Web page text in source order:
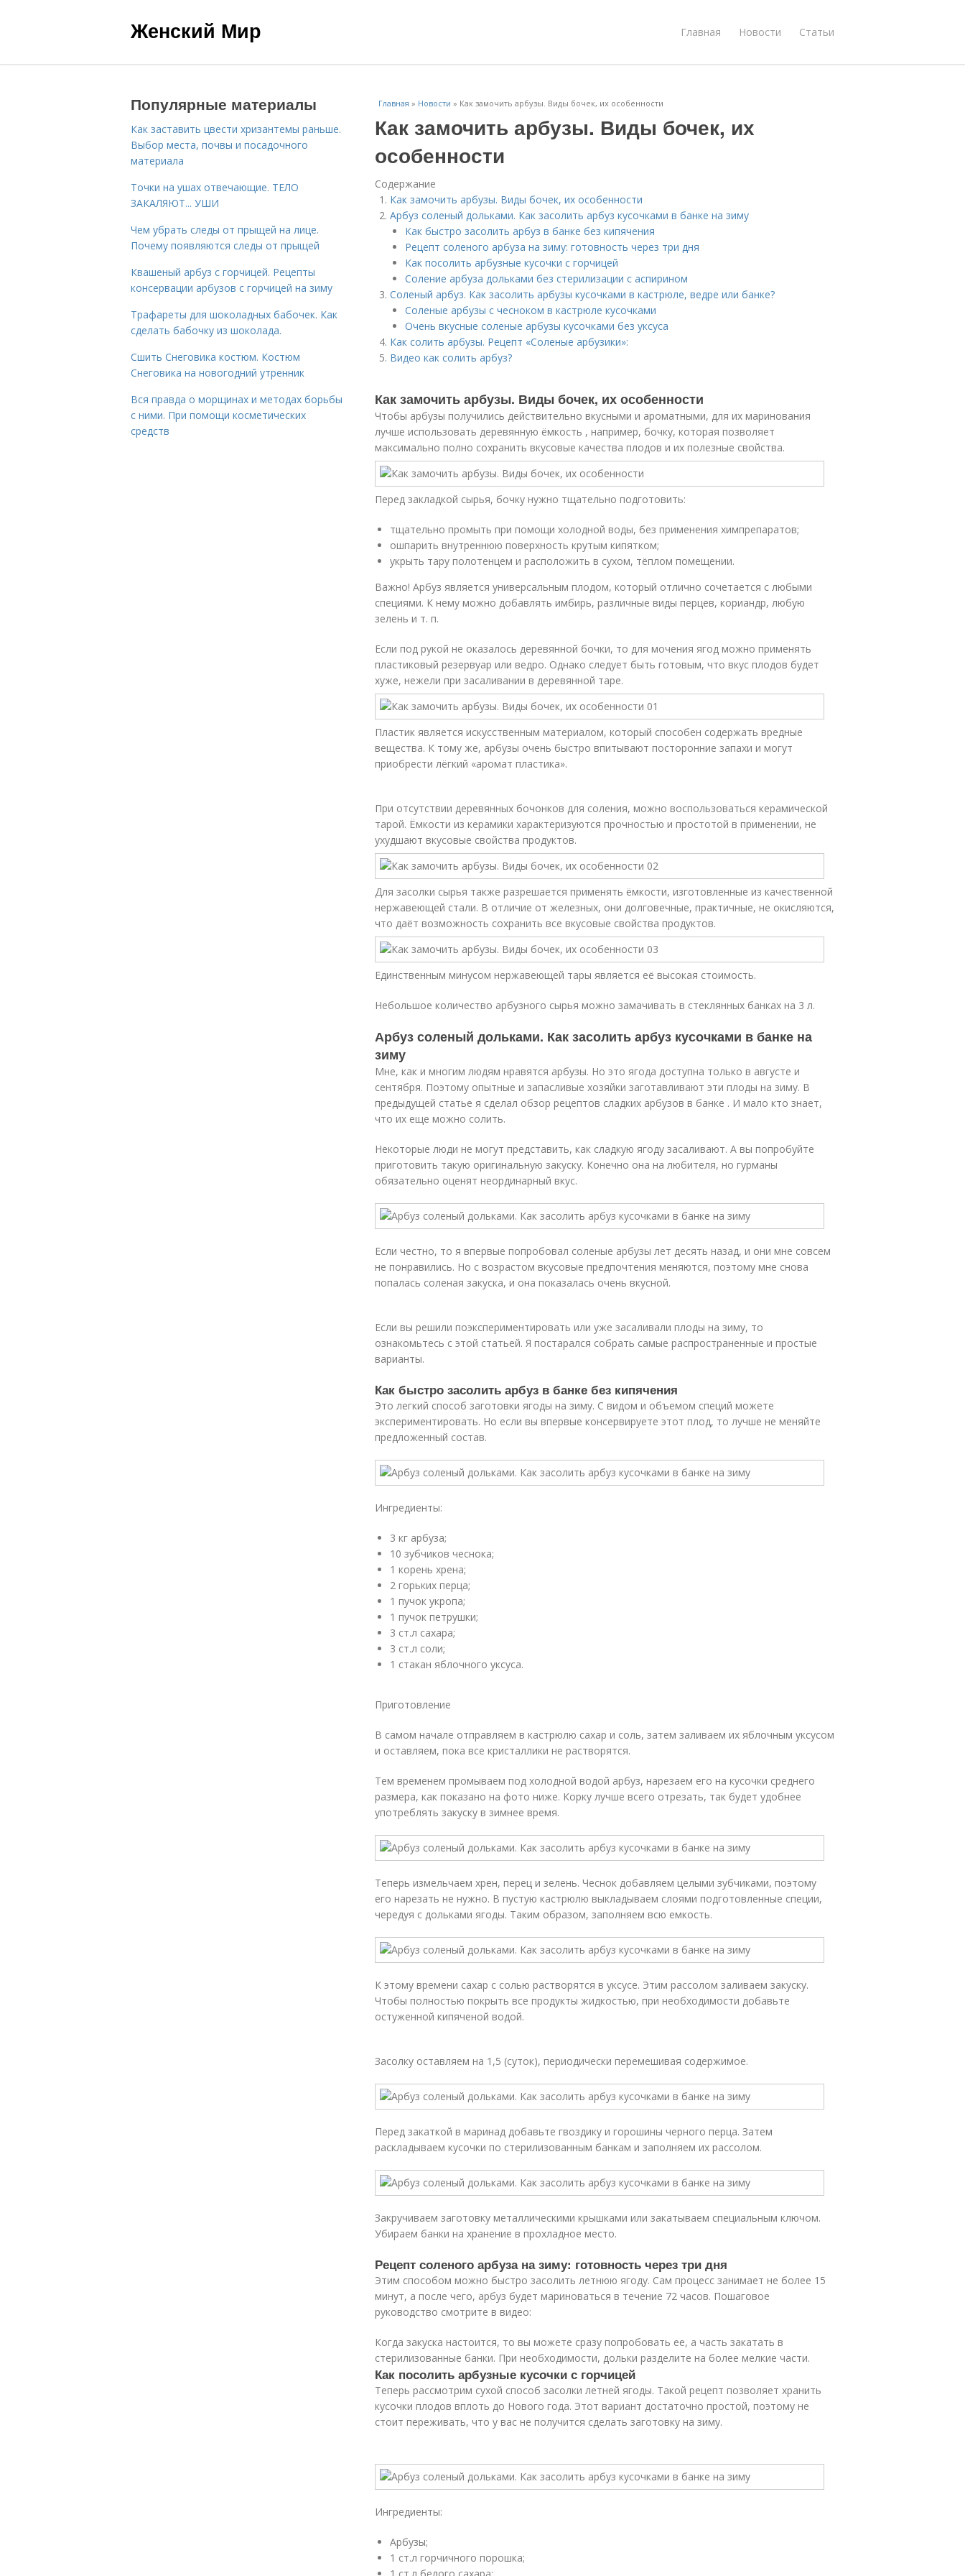
Женский Мир Главная Новости Статьи
Главная » Новости » Как замочить арбузы. Виды бочек, их особенности
Как замочить арбузы. Виды бочек, их
особенности
Содержание
Как замочить арбузы. Виды бочек, их особенности
Арбуз соленый дольками. Как засолить арбуз кусочками в банке на зиму
Как быстро засолить арбуз в банке без кипячения
Рецепт соленого арбуза на зиму: готовность через три дня
Как посолить арбузные кусочки с горчицей
Соление арбуза дольками без стерилизации с аспирином
Соленый арбуз. Как засолить арбузы кусочками в кастрюле, ведре или банке?
Соленые арбузы с чесноком в кастрюле кусочками
Очень вкусные соленые арбузы кусочками без уксуса
Как солить арбузы. Рецепт «Соленые арбузики»:
Видео как солить арбуз?
Как замочить арбузы. Виды бочек, их особенности
Чтобы арбузы получились действительно вкусными и ароматными, для их маринования
лучше использовать деревянную ёмкость , например, бочку, которая позволяет
максимально полно сохранить вкусовые качества плодов и их полезные свойства.
Перед закладкой сырья, бочку нужно тщательно подготовить:
тщательно промыть при помощи холодной воды, без применения химпрепаратов;
ошпарить внутреннюю поверхность крутым кипятком;
укрыть тару полотенцем и расположить в сухом, тёплом помещении.
Важно! Арбуз является универсальным плодом, который отлично сочетается с любыми
специями. К нему можно добавлять имбирь, различные виды перцев, кориандр, любую
зелень и т. п.
Если под рукой не оказалось деревянной бочки, то для мочения ягод можно применять
пластиковый резервуар или ведро. Однако следует быть готовым, что вкус плодов будет
хуже, нежели при засаливании в деревянной таре.
Пластик является искусственным материалом, который способен содержать вредные
вещества. К тому же, арбузы очень быстро впитывают посторонние запахи и могут
приобрести лёгкий «аромат пластика».
При отсутствии деревянных бочонков для соления, можно воспользоваться керамической
тарой. Ёмкости из керамики характеризуются прочностью и простотой в применении, не
ухудшают вкусовые свойства продуктов.
Для засолки сырья также разрешается применять ёмкости, изготовленные из качественной
нержавеющей стали. В отличие от железных, они долговечные, практичные, не окисляются,
что даёт возможность сохранить все вкусовые свойства продуктов.
Единственным минусом нержавеющей тары является её высокая стоимость.
Небольшое количество арбузного сырья можно замачивать в стеклянных банках на 3 л.
Арбуз соленый дольками. Как засолить арбуз кусочками в банке на
зиму
Мне, как и многим людям нравятся арбузы. Но это ягода доступна только в августе и
сентября. Поэтому опытные и запасливые хозяйки заготавливают эти плоды на зиму. В
предыдущей статье я сделал обзор рецептов сладких арбузов в банке . И мало кто знает,
что их еще можно солить.
Некоторые люди не могут представить, как сладкую ягоду засаливают. А вы попробуйте
приготовить такую оригинальную закуску. Конечно она на любителя, но гурманы
обязательно оценят неординарный вкус.
Если честно, то я впервые попробовал соленые арбузы лет десять назад, и они мне совсем
не понравились. Но с возрастом вкусовые предпочтения меняются, поэтому мне снова
попалась соленая закуска, и она показалась очень вкусной.
Если вы решили поэкспериментировать или уже засаливали плоды на зиму, то
ознакомьтесь с этой статьей. Я постарался собрать самые распространенные и простые
варианты.
Как быстро засолить арбуз в банке без кипячения
Это легкий способ заготовки ягоды на зиму. С видом и объемом специй можете
экспериментировать. Но если вы впервые консервируете этот плод, то лучше не меняйте
предложенный состав.
Ингредиенты:
3 кг арбуза;
10 зубчиков чеснока;
1 корень хрена;
2 горьких перца;
1 пучок укропа;
1 пучок петрушки;
3 ст.л сахара;
3 ст.л соли;
1 стакан яблочного уксуса.
Приготовление
В самом начале отправляем в кастрюлю сахар и соль, затем заливаем их яблочным уксусом
и оставляем, пока все кристаллики не растворятся.
Тем временем промываем под холодной водой арбуз, нарезаем его на кусочки среднего
размера, как показано на фото ниже. Корку лучше всего отрезать, так будет удобнее
употреблять закуску в зимнее время.
Теперь измельчаем хрен, перец и зелень. Чеснок добавляем целыми зубчиками, поэтому
его нарезать не нужно. В пустую кастрюлю выкладываем слоями подготовленные специи,
чередуя с дольками ягоды. Таким образом, заполняем всю емкость.
К этому времени сахар с солью растворятся в уксусе. Этим рассолом заливаем закуску.
Чтобы полностью покрыть все продукты жидкостью, при необходимости добавьте
остуженной кипяченой водой.
Засолку оставляем на 1,5 (суток), периодически перемешивая содержимое.
Перед закаткой в маринад добавьте гвоздику и горошины черного перца. Затем
раскладываем кусочки по стерилизованным банкам и заполняем их рассолом.
Закручиваем заготовку металлическими крышками или закатываем специальным ключом.
Убираем банки на хранение в прохладное место.
Рецепт соленого арбуза на зиму: готовность через три дня
Этим способом можно быстро засолить летнюю ягоду. Сам процесс занимает не более 15
минут, а после чего, арбуз будет мариноваться в течение 72 часов. Пошаговое
руководство смотрите в видео:
Когда закуска настоится, то вы можете сразу попробовать ее, а часть закатать в
стерилизованные банки. При необходимости, дольки разделите на более мелкие части.
Как посолить арбузные кусочки с горчицей
Теперь рассмотрим сухой способ засолки летней ягоды. Такой рецепт позволяет хранить
кусочки плодов вплоть до Нового года. Этот вариант достаточно простой, поэтому не
стоит переживать, что у вас не получится сделать заготовку на зиму.
Ингредиенты:
Арбузы;
1 ст.л горчичного порошка;
Популярные материалы
Как заставить цвести хризантемы раньше.
Выбор места, почвы и посадочного
материала
Точки на ушах отвечающие. ТЕЛО
ЗАКАЛЯЮТ... УШИ
Чем убрать следы от прыщей на лице.
Почему появляются следы от прыщей
Квашеный арбуз с горчицей. Рецепты
консервации арбузов с горчицей на зиму
Трафареты для шоколадных бабочек. Как
сделать бабочку из шоколада.
Сшить Снеговика костюм. Костюм
Снеговика на новогодний утренник
Вся правда о морщинах и методах борьбы
с ними. При помощи косметических
средств